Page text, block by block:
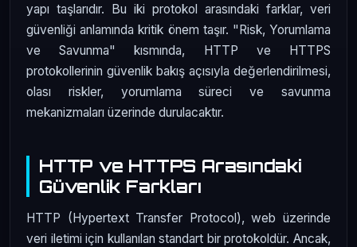
yapı taşlarıdır. Bu iki protokol arasındaki farklar, veri
güvenliği anlamında kritik önem taşır. "Risk, Yorumlama
ve Savunma" kısmında, HTTP ve HTTPS
protokollerinin güvenlik bakış açısıyla değerlendirilmesi,
olası riskler, yorumlama süreci ve savunma
mekanizmaları üzerinde durulacaktır.
HTTP ve HTTPS Arasındaki
Güvenlik Farkları
HTTP (Hypertext Transfer Protocol), web üzerinde
veri iletimi için kullanılan standart bir protokoldür. Ancak,